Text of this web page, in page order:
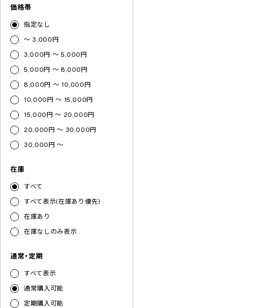
価格帯
指定なし
～ 3,000円
3,000円 ～ 5,000円
5,000円 ～ 8,000円
8,000円 ～ 10,000円
10,000円 ～ 15,000円
15,000円 ～ 20,000円
20,000円 ～ 30,000円
30,000円 ～
在庫
すべて
すべて表示(在庫あり優先)
在庫あり
在庫なしのみ表示
通常・定期
すべて表示
通常購入可能
定期購入可能